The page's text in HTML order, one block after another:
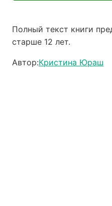
Полный текст книги
старше 12 лет.
Автор:Кристина Юраш